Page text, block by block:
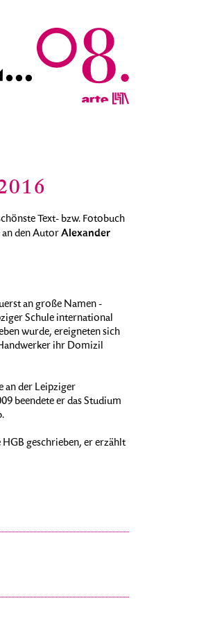
Text- bzw. Fotobuch
an den AutorAlexander
an große Namen -
Schule international
wurde, ereigneten sich
ihr Domizil
an der Leipziger
beendete er das Studium
geschrieben, er erzählt